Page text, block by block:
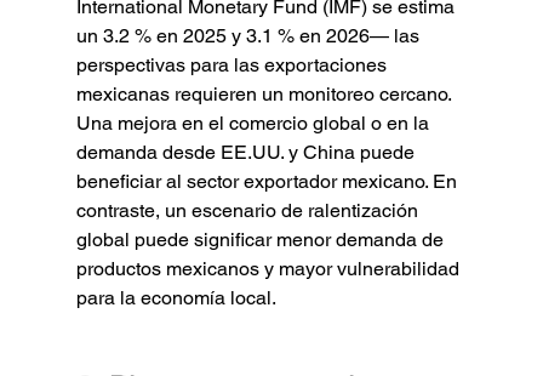
International Monetary Fund (IMF) se estima
un 3.2 % en 2025 y 3.1 % en 2026— las
perspectivas para las exportaciones
mexicanas requieren un monitoreo cercano.
Una mejora en el comercio global o en la
demanda desde EE.UU. y China puede
beneficiar al sector exportador mexicano. En
contraste, un escenario de ralentización
global puede significar menor demanda de
productos mexicanos y mayor vulnerabilidad
para la economía local.